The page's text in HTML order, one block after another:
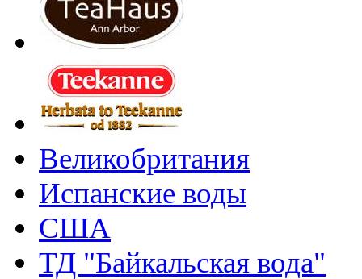
Великобритания
Испанские воды
США
ТД "Байкальская вода"